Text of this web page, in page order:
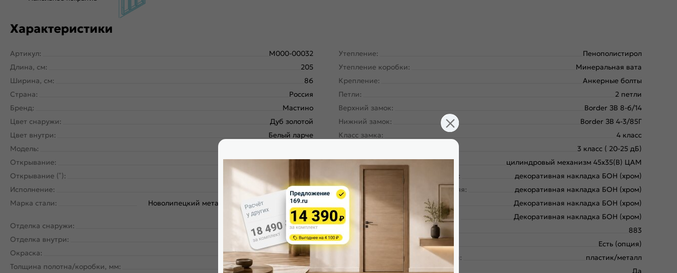
Характеристики
Артикул:
M000-00032
Длина, см:
205
Ширина, см:
86
Страна:
Россия
Бренд:
Мастино
Цвет снаружи:
Дуб золотой
Цвет внутри:
Белый ларче
Модель:
Открывание:
Правое
Открывание (˚):
Исполнение:
Панель-панель
Марка стали:
Новолипецкий металлургический завод, завод
Северсталь; РФ
Отделка снаружи:
Дуб золотой, 136
Отделка внутри:
Белый ларче, 136
Окраска:
Шоколад букле
Толщина полотна/коробки, мм:
70/104
Утепление:
Пенополистирол
Утепление коробки:
Минеральная вата
Крепление:
Анкерные болты
Петли:
2 петли
Верхний замок:
Border ЗВ 8-6/14
Нижний замок:
Border ЗВ 4-3/85Г
Класс замка:
4 класс
3 класс ( 20-25 дБ)
Цилиндр:
цилиндровый механизм 45х35(В) ЦАМ
Накладка цилиндровая наружная:
декоративная накладка БОН (хром)
Накладка цилиндровая внутренняя:
декоративная накладка БОН (хром)
Накладка сувальдная наружная:
Декоративная накладка БОН (хром)
Накладка сувальдная внутренняя:
Декоративная накладка БОН (хром)
883
Ночная задвижка:
Есть (опция)
Поворотник для ночной задвижки:
пластик/металл
Глазок:
Да